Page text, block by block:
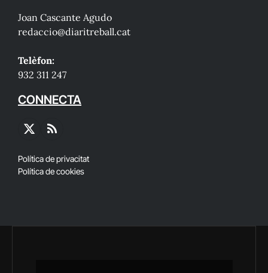
Joan Cascante Agudo
redaccio@diaritreball.cat
Telèfon:
932 311 247
CONNECTA
X
RSS
Política de privacitat
Política de cookies